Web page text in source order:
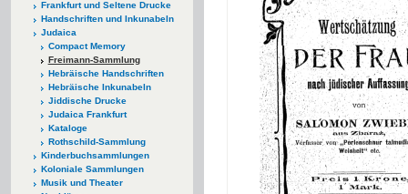
Frankfurt und Seltene Drucke
Handschriften und Inkunabeln
Judaica
Compact Memory
Freimann-Sammlung
Hebräische Handschriften
Hebräische Inkunabeln
Jiddische Drucke
Judaica Frankfurt
Kataloge
Rothschild-Sammlung
Kinderbuchsammlungen
Koloniale Sammlungen
Musik und Theater